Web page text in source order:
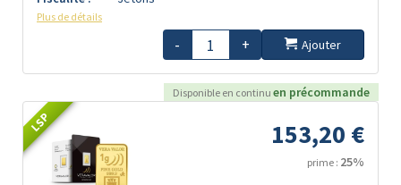
Plus de détails
- + Ajouter
Disponible en continu en précommande
LSP 153,20 €
prime : 25%